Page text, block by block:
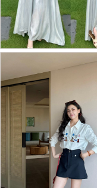
BY29749# 大码新款重工...
Batch Price：